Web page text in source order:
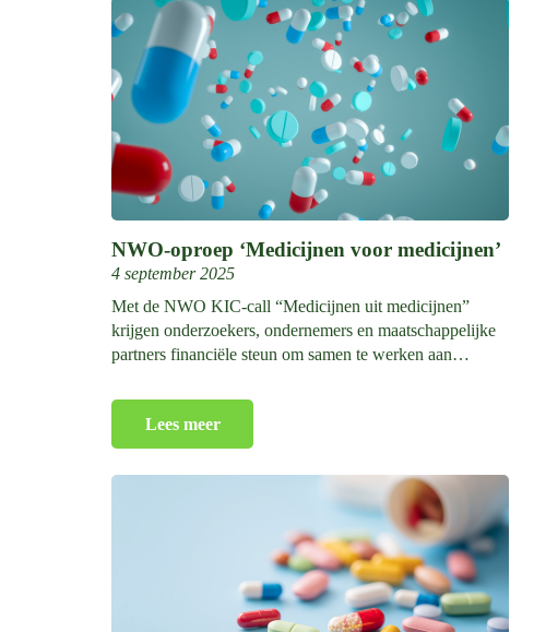
NWO-oproep ‘Medicijnen voor medicijnen’
4 september 2025
Met de NWO KIC-call “Medicijnen uit medicijnen”
krijgen onderzoekers, ondernemers en maatschappelijke
partners financiële steun om samen te werken aan…
Lees meer